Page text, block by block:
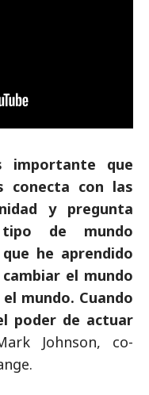
importante que
conecta con las
y pregunta
de mundo
he aprendido
el mundo
mundo. Cuando
poder de actuar
Johnson, co-